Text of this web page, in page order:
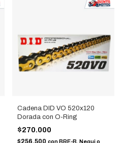
Cadena DID VO 520x120
Dorada con O-Ring
$270.000
con BRE-B, Nequi o